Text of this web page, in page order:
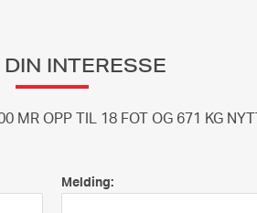
INTERESSE
MR OPP TIL 18 FOT OG 671 KG
Melding: